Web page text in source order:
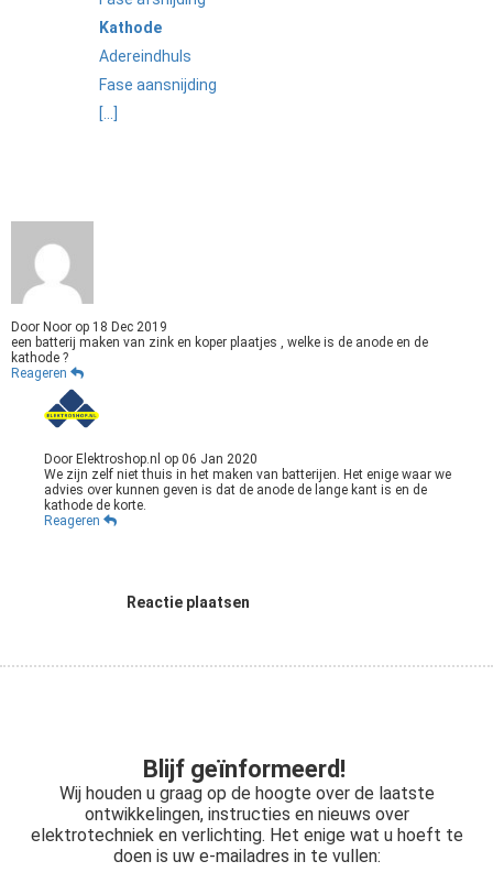
Kathode
Adereindhuls
Fase aansnijding
[...]
Door Noor op 18 Dec 2019
een batterij maken van zink en koper plaatjes , welke is de anode en de
kathode ?
Reageren
Door Elektroshop.nl op 06 Jan 2020
We zijn zelf niet thuis in het maken van batterijen. Het enige waar we
advies over kunnen geven is dat de anode de lange kant is en de
kathode de korte.
Reageren
Reactie plaatsen
Blijf geïnformeerd!
Wij houden u graag op de hoogte over de laatste
ontwikkelingen, instructies en nieuws over
elektrotechniek en verlichting. Het enige wat u hoeft te
doen is uw e-mailadres in te vullen: